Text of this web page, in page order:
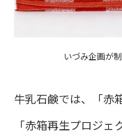
いづみ企画が
牛乳石鹸では、「赤
「赤箱再生プロジ